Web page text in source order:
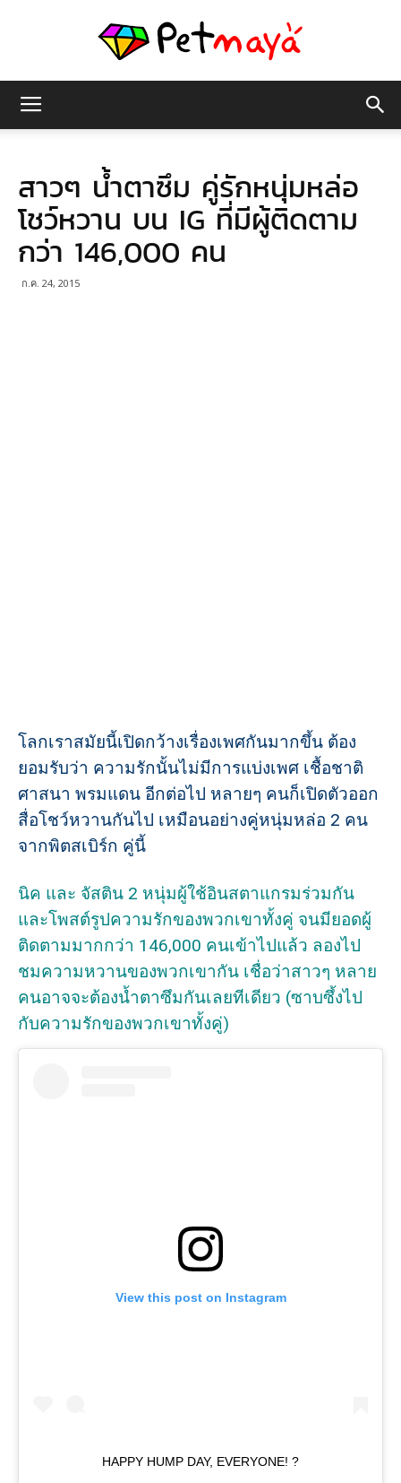
มายา
สาวๆ น้ำตาซึม คู่รักหนุ่มหล่อ
โชว์หวาน บน IG ที่มีผู้ติดตาม
กว่า 146,000 คน
ก.ค. 24, 2015
โลกเราสมัยนี้เปิดกว้างเรื่องเพศกันมากขึ้น ต้อง
ยอมรับว่า ความรักนั้นไม่มีการแบ่งเพศ เชื้อชาติ
ศาสนา พรมแดน อีกต่อไป หลายๆ คนก็เปิดตัวออก
สื่อโชว์หวานกันไป เหมือนอย่างคู่หนุ่มหล่อ 2 คน
จากพิตสเบิร์ก คู่นี้
นิค และ จัสติน 2 หนุ่มผู้ใช้อินสตาแกรมร่วมกัน
และโพสต์รูปความรักของพวกเขาทั้งคู่ จนมียอดผู้
ติดตามมากกว่า 146,000 คนเข้าไปแล้ว ลองไป
ชมความหวานของพวกเขากัน เชื่อว่าสาวๆ หลาย
คนอาจจะต้องน้ำตาซึมกันเลยทีเดียว (ซาบซึ้งไป
กับความรักของพวกเขาทั้งคู่)
View this post on Instagram
HAPPY HUMP DAY, EVERYONE! ?